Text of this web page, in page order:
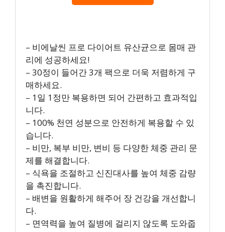
– 비에날씬 프로 다이어트 유산균으로 몸매 관
리에 성공하세요!
– 30정이 들어간 3개 팩으로 더욱 저렴하게 구
매하세요.
– 1일 1정만 복용하면 되어 간편하고 효과적입
니다.
– 100% 천연 성분으로 안전하게 복용할 수 있
습니다.
– 비만, 복부 비만, 변비 등 다양한 체중 관리 문
제를 해결합니다.
– 식욕을 조절하고 신진대사를 높여 체중 감량
을 촉진합니다.
– 배변을 원활하게 해주어 장 건강을 개선합니
다.
– 면역력을 높여 질병에 걸리지 않도록 도와줍